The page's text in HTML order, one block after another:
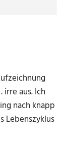
aus. Ich
nach knapp
Lebenszyklus